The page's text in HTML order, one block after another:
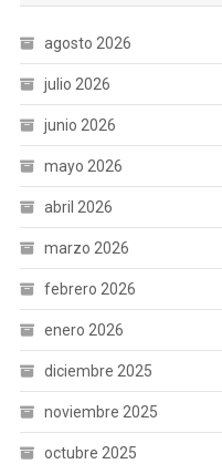
agosto 2026
julio 2026
junio 2026
mayo 2026
abril 2026
marzo 2026
febrero 2026
enero 2026
diciembre 2025
noviembre 2025
octubre 2025